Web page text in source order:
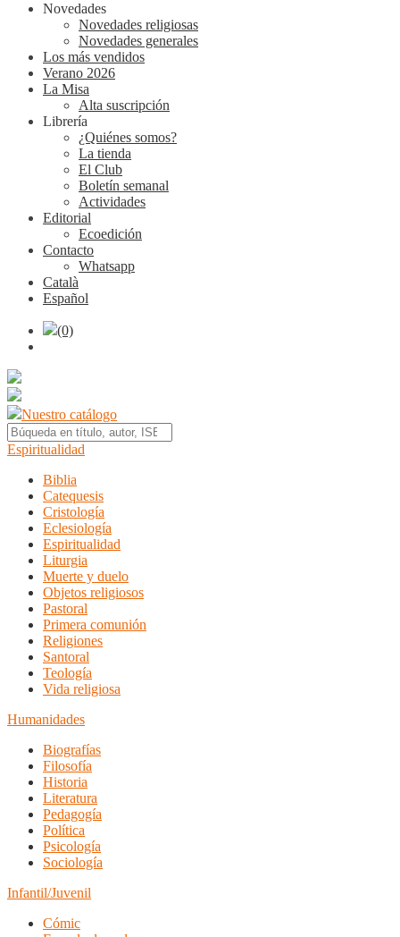
Novedades
Novedades religiosas
Novedades generales
Los más vendidos
Verano 2026
La Misa
Alta suscripción
Librería
¿Quiénes somos?
La tienda
El Club
Boletín semanal
Actividades
Editorial
Ecoedición
Contacto
Whatsapp
Català
Español
(0)
Nuestro catálogo
Espiritualidad
Biblia
Catequesis
Cristología
Eclesiología
Espiritualidad
Liturgia
Muerte y duelo
Objetos religiosos
Pastoral
Primera comunión
Religiones
Santoral
Teología
Vida religiosa
Humanidades
Biografías
Filosofía
Historia
Literatura
Pedagogía
Política
Psicología
Sociología
Infantil/Juvenil
Cómic